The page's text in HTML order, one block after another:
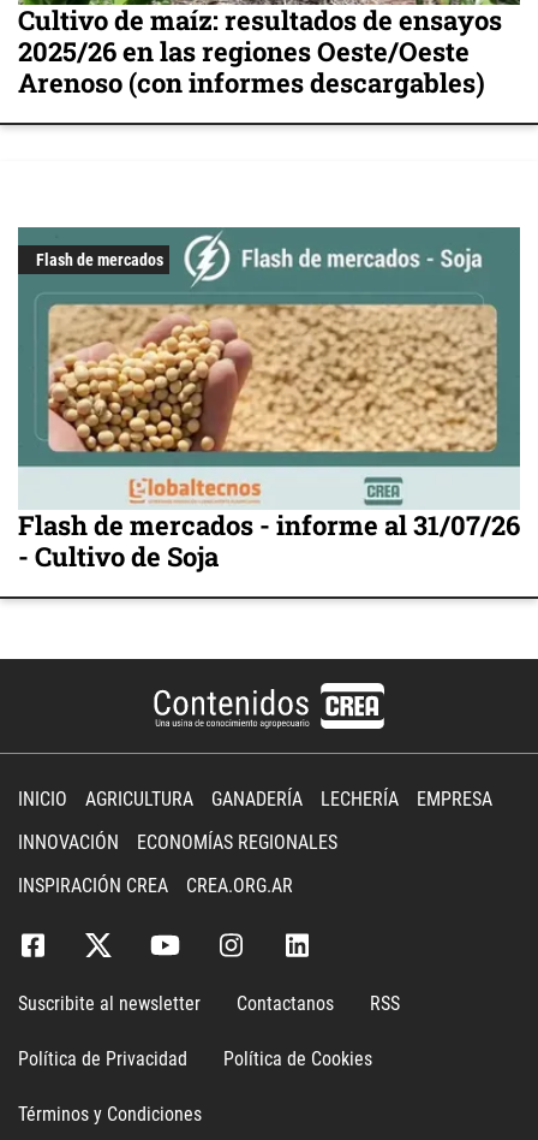
Cultivo de maíz: resultados de ensayos
2025/26 en las regiones Oeste/Oeste
Arenoso (con informes descargables)
Flash de mercados
Flash de mercados - informe al 31/07/26
- Cultivo de Soja
INICIO AGRICULTURA GANADERÍA LECHERÍA
EMPRESA
INNOVACIÓN
ECONOMÍAS REGIONALES
INSPIRACIÓN CREA
CREA.ORG.AR
Suscribite al newsletter Contactanos RSS
Política de Privacidad Política de Cookies
Términos y Condiciones